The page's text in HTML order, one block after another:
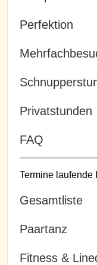
Perfektion
Privatstunden
FAQ
Termine laufende
Gesamtliste
Paartanz
Fitness &